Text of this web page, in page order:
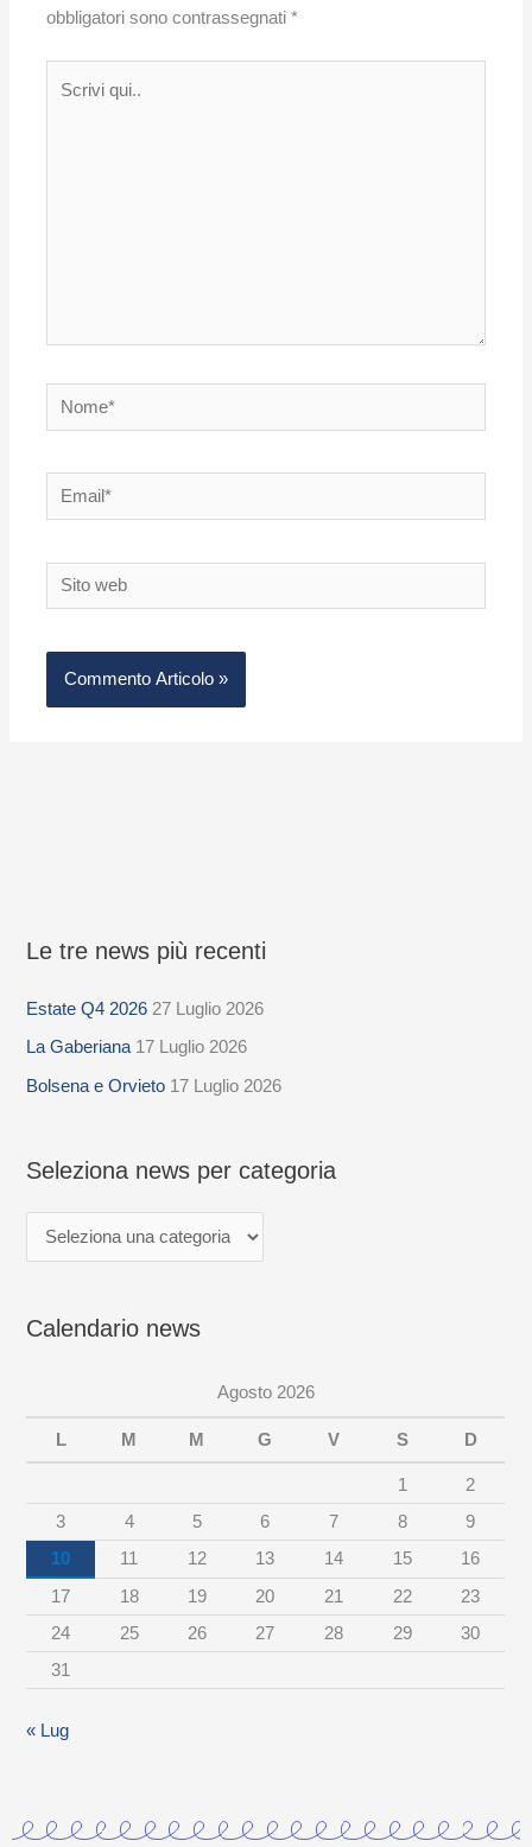
obbligatori sono contrassegnati*
Nome*
Email*
Sito
web
Le tre news più recenti
Estate Q4 2026 27 Luglio 2026
La Gaberiana 17 Luglio 2026
Bolsena e Orvieto 17 Luglio 2026
Seleziona news per categoria
S
l
e
z
n
w
r
c
i
Calendario news
Agosto 2026
L M M G V S D
1
2
3
4 5 6 7 8
9
10
11 12 13 14 15
16
17
18 19 20 21 22
23
24
25 26 27 28 29
30
31
« Lug